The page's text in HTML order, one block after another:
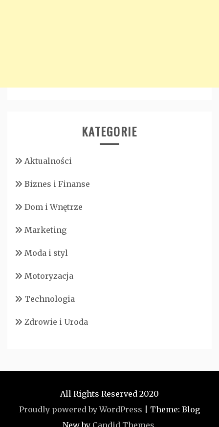
KATEGORIE
Aktualności
Biznes i Finanse
Dom i Wnętrze
Marketing
Moda i styl
Motoryzacja
Technologia
Zdrowie i Uroda
All Rights Reserved 2020
Proudly powered by WordPress
Theme: Blog